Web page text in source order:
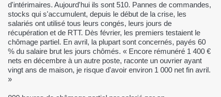
d'intérimaires. Aujourd'hui ils sont 510. Pannes de commandes,
stocks qui s'accumulent, depuis le début de la crise, les
salariés ont utilisé tous leurs congés, leurs jours de
récupération et de RTT. Dès février, les premiers testaient le
chômage partiel. En avril, la plupart sont concernés, payés 60
% du salaire brut les jours chômés. « Encore rémunéré 1 400 €
nets en décembre à un autre poste, raconte un ouvrier ayant
vingt ans de maison, je risque d'avoir environ 1 000 net fin avril.
»